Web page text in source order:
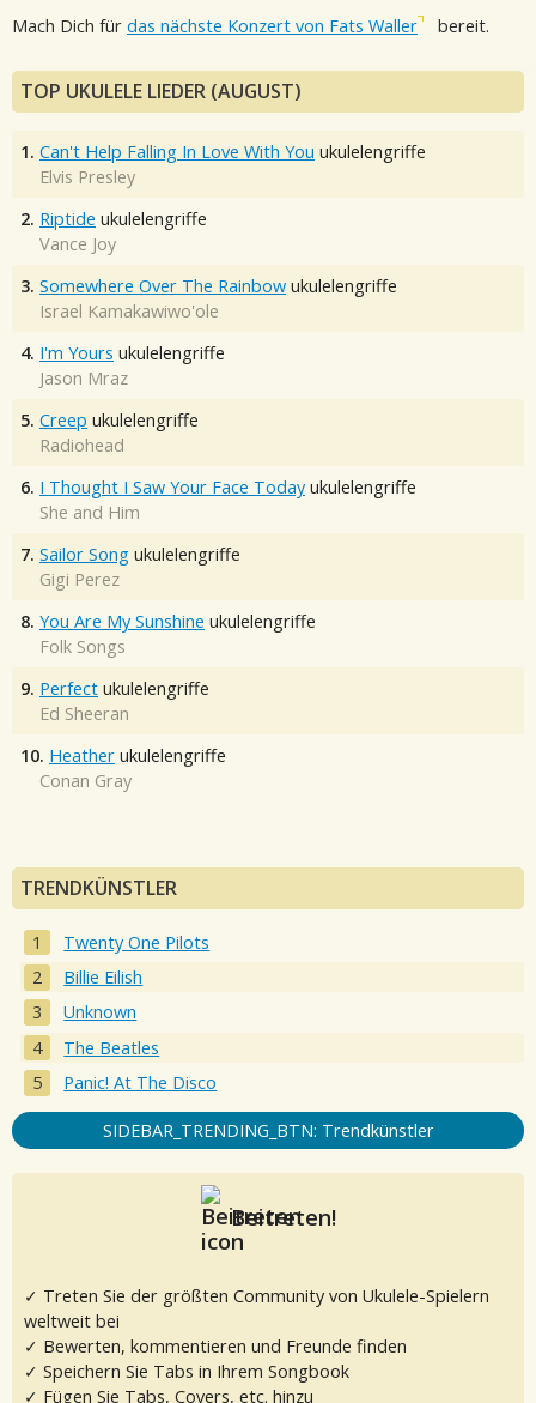
Mach Dich für das nächste Konzert von Fats Waller bereit.
TOP UKULELE LIEDER (AUGUST)
1. Can't Help Falling In Love With You ukulelengriffe
Elvis Presley
2. Riptide ukulelengriffe
Vance Joy
3. Somewhere Over The Rainbow ukulelengriffe
Israel Kamakawiwo'ole
4. I'm Yours ukulelengriffe
Jason Mraz
5. Creep ukulelengriffe
Radiohead
6. I Thought I Saw Your Face Today ukulelengriffe
She and Him
7. Sailor Song ukulelengriffe
Gigi Perez
8. You Are My Sunshine ukulelengriffe
Folk Songs
9. Perfect ukulelengriffe
Ed Sheeran
10. Heather ukulelengriffe
Conan Gray
TRENDKÜNSTLER
Twenty One Pilots
Billie Eilish
Unknown
The Beatles
Panic! At The Disco
SIDEBAR_TRENDING_BTN: Trendkünstler
Beitreten!
✓ Treten Sie der größten Community von Ukulele-Spielern
weltweit bei
✓ Bewerten, kommentieren und Freunde finden
✓ Speichern Sie Tabs in Ihrem Songbook
✓ Fügen Sie Tabs, Covers, etc. hinzu